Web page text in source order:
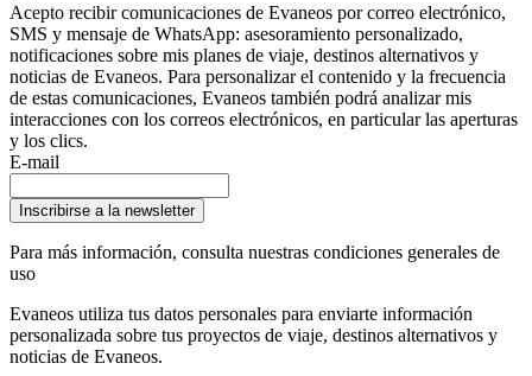
Acepto recibir comunicaciones de Evaneos por correo electrónico,
SMS y mensaje de WhatsApp: asesoramiento personalizado,
notificaciones sobre mis planes de viaje, destinos alternativos y
noticias de Evaneos. Para personalizar el contenido y la frecuencia
de estas comunicaciones, Evaneos también podrá analizar mis
interacciones con los correos electrónicos, en particular las aperturas
y los clics.
E-mail
Inscribirse a la newsletter
Para más información, consulta nuestras condiciones generales de
uso
Evaneos utiliza tus datos personales para enviarte información
personalizada sobre tus proyectos de viaje, destinos alternativos y
noticias de Evaneos.